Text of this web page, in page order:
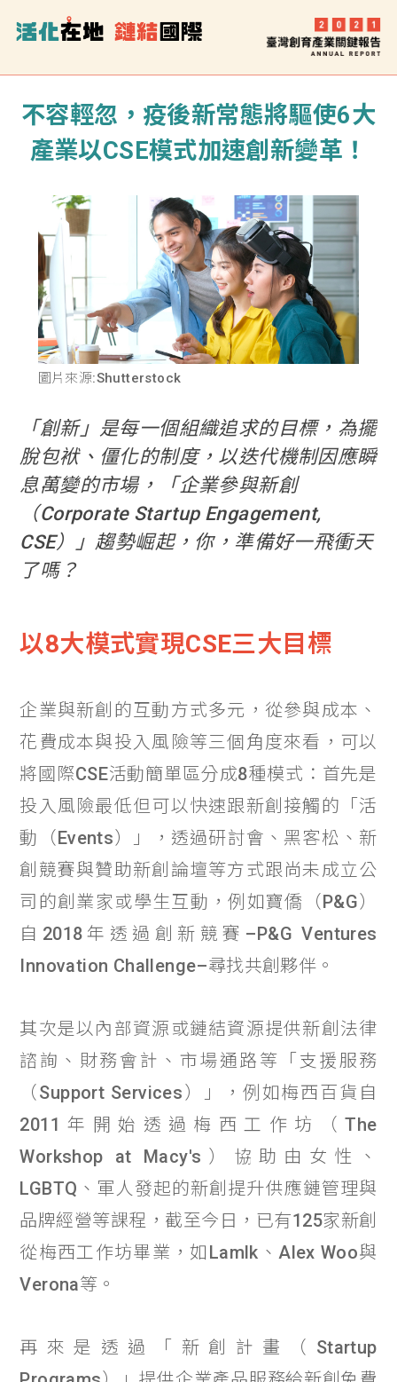
不容輕忽，疫後新常態將驅使6大
產業以CSE模式加速創新變革！
圖片來源:Shutterstock
「創新」是每一個組織追求的目標，為擺
脫包袱、僵化的制度，以迭代機制因應瞬
息萬變的市場，「企業參與新創
（Corporate Startup Engagement,
CSE）」趨勢崛起，你，準備好一飛衝天
了嗎？
以8大模式實現CSE三大目標
企業與新創的互動方式多元，從參與成本、
花費成本與投入風險等三個角度來看，可以
將國際CSE活動簡單區分成8種模式：首先是
投入風險最低但可以快速跟新創接觸的「活
動（Events）」，透過研討會、黑客松、新
創競賽與贊助新創論壇等方式跟尚未成立公
司的創業家或學生互動，例如寶僑（P&G）
自2018年透過創新競賽–P&G Ventures
Innovation Challenge–尋找共創夥伴。
其次是以內部資源或鏈結資源提供新創法律
諮詢、財務會計、市場通路等「支援服務
（Support Services）」，例如梅西百貨自
2011年開始透過梅西工作坊（The
Workshop at Macy's）協助由女性、
LGBTQ、軍人發起的新創提升供應鏈管理與
品牌經營等課程，截至今日，已有125家新創
從梅西工作坊畢業，如Lamlk、Alex Woo與
Verona等。
再來是透過「新創計畫（Startup